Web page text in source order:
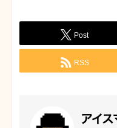
Post
RSS